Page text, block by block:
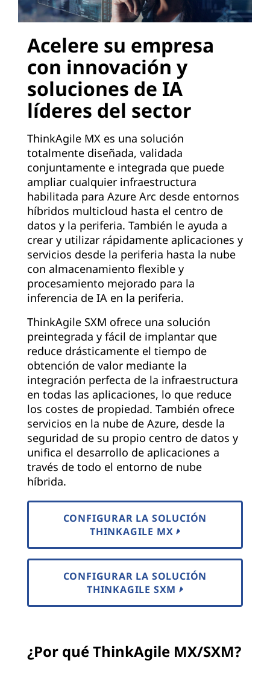
Acelere su empresa
con innovación y
soluciones de IA
líderes del sector
ThinkAgile MX es una solución
totalmente diseñada, validada
conjuntamente e integrada que puede
ampliar cualquier infraestructura
habilitada para Azure Arc desde entornos
híbridos multicloud hasta el centro de
datos y la periferia. También le ayuda a
crear y utilizar rápidamente aplicaciones y
servicios desde la periferia hasta la nube
con almacenamiento flexible y
procesamiento mejorado para la
inferencia de IA en la periferia.
ThinkAgile SXM ofrece una solución
preintegrada y fácil de implantar que
reduce drásticamente el tiempo de
obtención de valor mediante la
integración perfecta de la infraestructura
en todas las aplicaciones, lo que reduce
los costes de propiedad. También ofrece
servicios en la nube de Azure, desde la
seguridad de su propio centro de datos y
unifica el desarrollo de aplicaciones a
través de todo el entorno de nube
híbrida.
CONFIGURAR LA SOLUCIÓN
THINKAGILE MX
CONFIGURAR LA SOLUCIÓN
THINKAGILE SXM
¿Por qué ThinkAgile MX/SXM?